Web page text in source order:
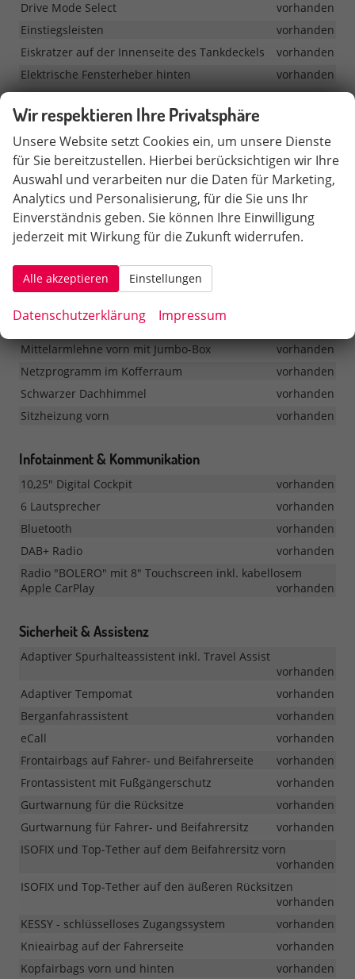
Drive Mode Select
vorhanden
Einstiegsleisten
vorhanden
Eiskratzer auf der Innenseite des Tankdeckels
vorhanden
Elektrische Fensterheber hinten
vorhanden
Elektrische Fensterheber vorn
vorhanden
Fußmatten vorn und hinten
Gepäckraumabdeckung
vorhanden
Gepäckraumelemente
vorhanden
Geteilte Rücksitzbank 60/40
vorhanden
Halter für Regenschirm in der Fahrertür inkl. Regenschirm
vorhanden
Höhenverstellbare 3-Punkt-Sicherheitsgurte vorn
Höhenverstellbare Vordersitze
Mittelarmlehne vorn mit Jumbo-Box
vorhanden
Netzprogramm im Kofferraum
vorhanden
Schwarzer Dachhimmel
vorhanden
Sitzheizung vorn
vorhanden
Infotainment & Kommunikation
10,25" Digital Cockpit
vorhanden
6 Lautsprecher
vorhanden
Bluetooth
vorhanden
DAB+ Radio
vorhanden
Radio "BOLERO" mit 8" Touchscreen inkl. kabellosem
Apple CarPlay
vorhanden
Sicherheit & Assistenz
Adaptiver Spurhalteassistent inkl. Travel Assist
vorhanden
Adaptiver Tempomat
vorhanden
Berganfahrassistent
vorhanden
eCall
vorhanden
Frontairbags auf Fahrer- und Beifahrerseite
vorhanden
Frontassistent mit Fußgängerschutz
vorhanden
Gurtwarnung für die Rücksitze
vorhanden
Gurtwarnung für Fahrer- und Beifahrersitz
vorhanden
ISOFIX und Top-Tether auf dem Beifahrersitz vorn
vorhanden
ISOFIX und Top-Tether auf den äußeren Rücksitzen
vorhanden
KESSY - schlüsselloses Zugangssystem
vorhanden
Knieairbag auf der Fahrerseite
vorhanden
Kopfairbags vorn und hinten
vorhanden
Wir respektieren Ihre Privatsphäre
Unsere Website setzt Cookies ein, um unsere Dienste
für Sie bereitzustellen. Hierbei berücksichtigen wir Ihre
Auswahl und verarbeiten nur die Daten für Marketing,
Analytics und Personalisierung, für die Sie uns Ihr
Einverständnis geben. Sie können Ihre Einwilligung
jederzeit mit Wirkung für die Zukunft widerrufen.
Alle akzeptieren Einstellungen
Datenschutzerklärung Impressum